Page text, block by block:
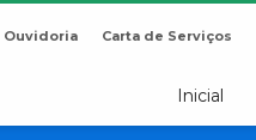
Ouvidoria Carta de Serviços
Inicial